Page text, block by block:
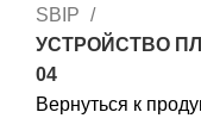
SBIP
УСТРОЙСТВО
04
Вернуться к